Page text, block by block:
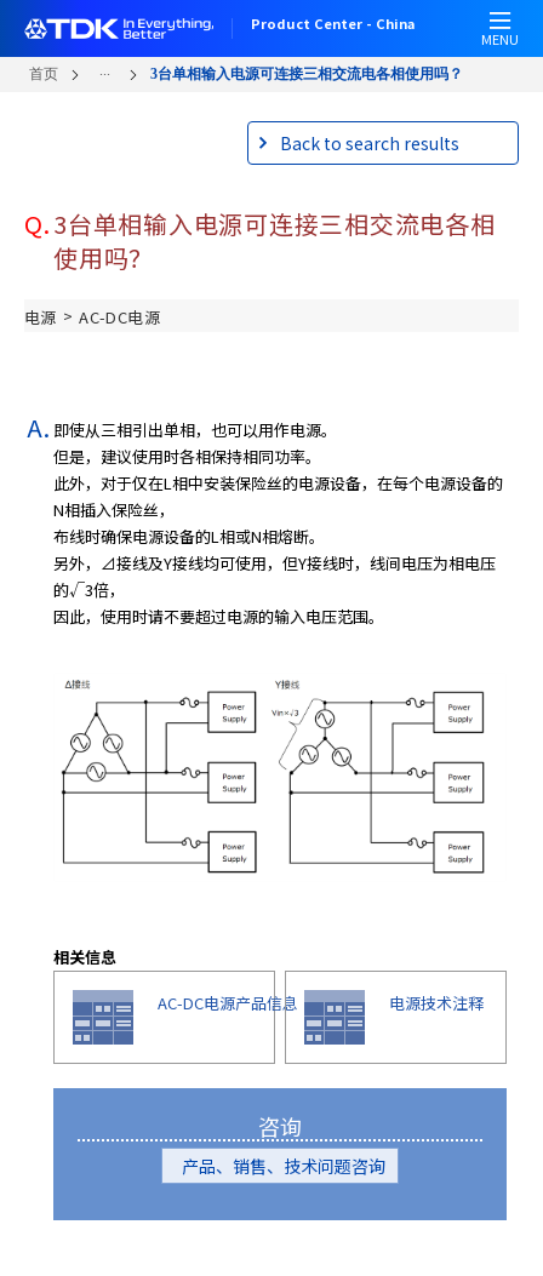
Product Center - China
MENU
首页 ... 3台单相输入电源可连接三相交流电各相使用吗？
Back to search results
Q.3台单相输入电源可连接三相交流电各相
使用吗？
电源 > AC-DC电源
即使从三相引出单相，也可以用作电源。
但是，建议使用时各相保持相同功率。
此外，对于仅在L相中安装保险丝的电源设备，在每个电源设备的
N相插入保险丝，
布线时确保电源设备的L相或N相熔断。
另外，⊿接线及Y接线均可使用，但Y接线时，线间电压为相电压
的√3倍，
因此，使用时请不要超过电源的输入电压范围。
相关信息
AC-DC电源产品信息
电源技术注释
咨询
产品、销售、技术问题咨询